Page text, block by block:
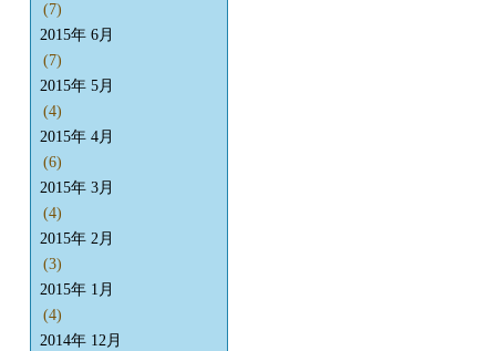
(7)
2015年 6月
(7)
2015年 5月
(4)
2015年 4月
(6)
2015年 3月
(4)
2015年 2月
(3)
2015年 1月
(4)
2014年 12月